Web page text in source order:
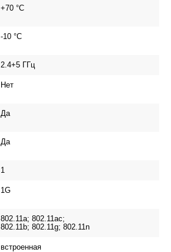
+70 °C
-10 °C
2.4+5 ГГц
Нет
Да
Да
1
1G
802.11a; 802.11ac;
802.11b; 802.11g; 802.11n
встроенная